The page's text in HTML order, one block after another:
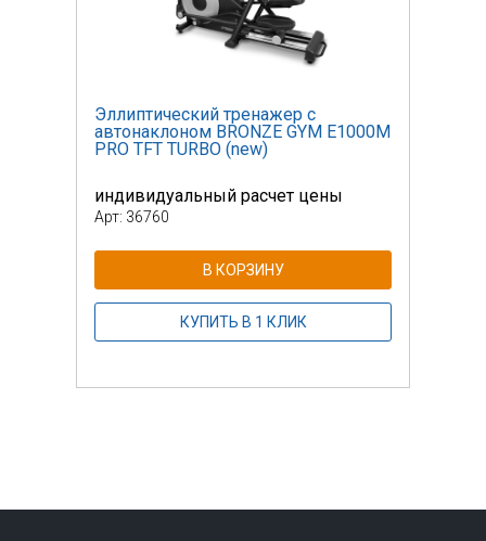
Эллиптический тренажер с
автонаклоном BRONZE GYM E1000M
PRO TFT TURBO (new)
индивидуальный расчет цены
Арт: 36760
В КОРЗИНУ
КУПИТЬ В 1 КЛИК